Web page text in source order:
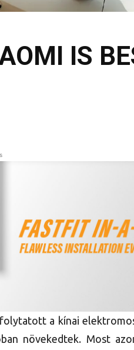
IS
a kínai
növekedtek. Most